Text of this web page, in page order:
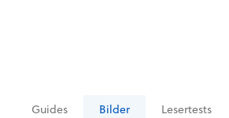
Guides Bilder Lesertests